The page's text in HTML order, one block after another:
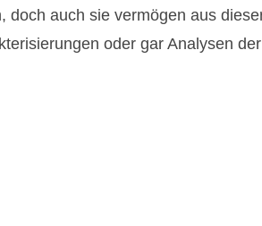
doch auch sie vermögen aus
oder gar Analysen